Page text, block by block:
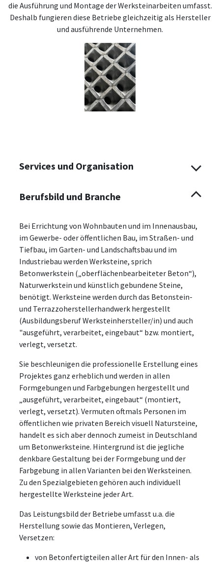
die Ausführung und Montage der Werksteinarbeiten umfasst.
Deshalb fungieren diese Betriebe gleichzeitig als Hersteller
und ausführende Unternehmen.
Services und Organisation
Berufsbild und Branche
Bei Errichtung von Wohnbauten und im Innenausbau,
im Gewerbe- oder öffentlichen Bau, im Straßen- und
Tiefbau, im Garten- und Landschaftsbau und im
Industriebau werden Werksteine, sprich
Betonwerkstein („oberflächenbearbeiteter Beton“),
Naturwerkstein und künstlich gebundene Steine,
benötigt. Werksteine werden durch das Betonstein-
und Terrazzoherstellerhandwerk hergestellt
(Ausbildungsberuf Werksteinhersteller/in) und auch
"ausgeführt, verarbeitet, eingebaut“ bzw. montiert,
verlegt, versetzt.
Sie beschleunigen die professionelle Erstellung eines
Projektes ganz erheblich und werden in allen
Formgebungen und Farbgebungen hergestellt und
„ausgeführt, verarbeitet, eingebaut“ (montiert,
verlegt, versetzt). Vermuten oftmals Personen im
öffentlichen wie privaten Bereich visuell Natursteine,
handelt es sich aber dennoch zumeist in Deutschland
um Betonwerksteine. Hintergrund ist die jegliche
denkbare Gestaltung bei der Formgebung und der
Farbgebung in allen Varianten bei den Werksteinen.
Zu den Spezialgebieten gehören auch individuell
hergestellte Werksteine jeder Art.
Das Leistungsbild der Betriebe umfasst u.a. die
Herstellung sowie das Montieren, Verlegen,
Versetzen:
von Betonfertigteilen aller Art für den Innen- als